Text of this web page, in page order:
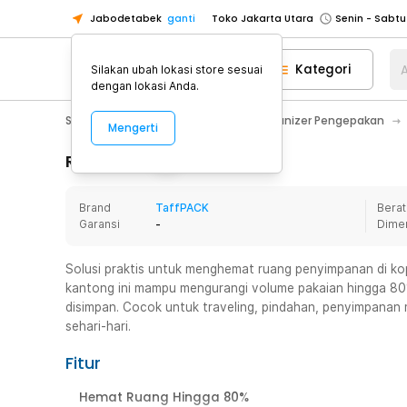
Jabodetabek ganti Toko Jakarta Utara
Toko Tangerang
Toko Cikupa
Pick n Go Jakarta Barat
Senin -
Pick n Go Bekasi
Senin - Jumat
Senin - Jumat
Senin -
Senin -
Toko Tangerang
Toko Cikupa
Pick n Go Jakarta Barat
Senin -
Senin - Jumat
Kategori
Sport & Outdoor Organizer Pengepakan
Rincian Produk
Brand
TaffPACK
Garansi
-
Solusi praktis untuk menghemat ruang penyimpanan di
kantong ini mampu mengurangi volume pakaian hingga
disimpan. Cocok untuk traveling, pindahan,
sehari-hari.
Fitur
Hemat Ruang Hingga 80%
Silakan ubah lokasi store sesuai
dengan lokasi Anda.
Mengerti